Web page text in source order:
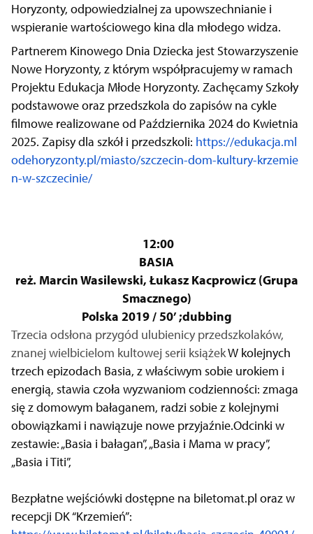
Horyzonty, odpowiedzialnej za upowszechnianie i
wspieranie wartościowego kina dla młodego widza.
Partnerem Kinowego Dnia Dziecka jest Stowarzyszenie
Nowe Horyzonty, z którym współpracujemy w ramach
Projektu Edukacja Młode Horyzonty. Zachęcamy Szkoły
podstawowe oraz przedszkola do zapisów na cykle
filmowe realizowane od Października 2024 do Kwietnia
2025. Zapisy dla szkół i przedszkoli: https://edukacja.ml
odehoryzonty.pl/miasto/szczecin-dom-kultury-krzemie
n-w-szczecinie/
12:00
BASIA
reż. Marcin Wasilewski, Łukasz Kacprowicz (Grupa
Smacznego)
Polska 2019 / 50’ ;dubbing
Trzecia odsłona przygód ulubienicy przedszkolaków,
znanej wielbicielom kultowej serii książekW kolejnych
trzech epizodach Basia, z właściwym sobie urokiem i
energią, stawia czoła wyzwaniom codzienności: zmaga
się z domowym bałaganem, radzi sobie z kolejnymi
obowiązkami i nawiązuje nowe przyjaźnie.Odcinki w
zestawie: „Basia i bałagan”, „Basia i Mama w pracy”,
„Basia i Titi”,
Bezpłatne wejściówki dostępne na biletomat.pl oraz w
recepcji DK “Krzemień”: